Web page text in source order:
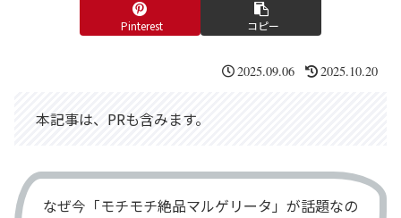
Pinterest コピー
2025.09.06 2025.10.20
本記事は、PRも含みます。
なぜ今「モチモチ絶品マルゲリータ」が話題なの